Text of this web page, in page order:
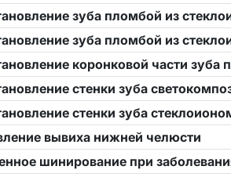
зуба пломбой из
зуба пломбой из
коронковой части
стенки зуба
стенки зуба
вывиха нижней челюсти
шинирование при